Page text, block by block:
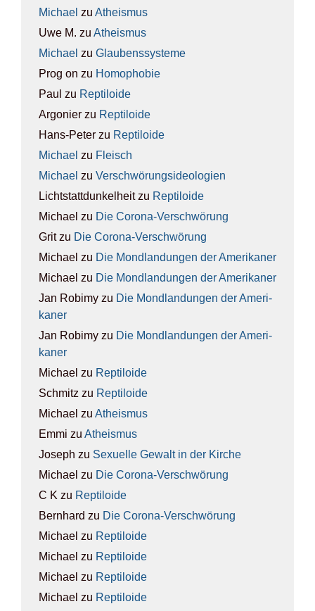
Michael zu Athe­is­mus
Uwe M. zu Athe­is­mus
Michael zu Glau­bens­sys­te­me
Prog on zu Homo­pho­bie
Paul zu Rep­ti­lo­ide
Argonier zu Rep­ti­lo­ide
Hans-Peter zu Rep­ti­lo­ide
Michael zu Fleisch
Michael zu Ver­schwö­rungs­ideo­lo­gien
Lichtstattdunkelheitzu Rep­ti­lo­ide
Michael zu Die Coro­na-Ver­schwö­rung
Gritzu Die Coro­na-Ver­schwö­rung
Michael zu Die Mond­lan­dun­gen der Ame­ri­ka­ner
Michael zu Die Mond­lan­dun­gen der Ame­ri­ka­ner
Jan Robimy zu Die Mond­lan­dun­gen der Ame­ri­
ka­ner
Jan Robimy zu Die Mond­lan­dun­gen der Ame­ri­
ka­ner
Michael zu Rep­ti­lo­ide
Schmitz zu Rep­ti­lo­ide
Michael zu Athe­is­mus
Emmi zu Athe­is­mus
Joseph zu Sexu­el­le Gewalt in der Kir­che
Michael zu Die Coro­na-Ver­schwö­rung
C K zu Rep­ti­lo­ide
Bernhard zu Die Coro­na-Ver­schwö­rung
Michael zu Rep­ti­lo­ide
Michael zu Rep­ti­lo­ide
Michael zu Rep­ti­lo­ide
Michael zu Rep­ti­lo­ide